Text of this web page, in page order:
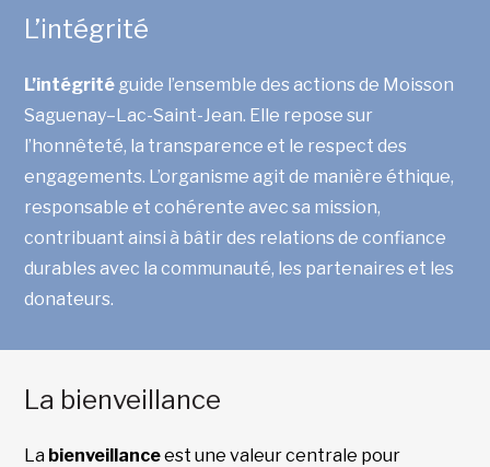
L’intégrité
L’intégrité guide l’ensemble des actions de Moisson
Saguenay–Lac-Saint-Jean. Elle repose sur
l’honnêteté, la transparence et le respect des
engagements. L’organisme agit de manière éthique,
responsable et cohérente avec sa mission,
contribuant ainsi à bâtir des relations de confiance
durables avec la communauté, les partenaires et les
donateurs.
La bienveillance
La bienveillanceest une valeur centrale pour